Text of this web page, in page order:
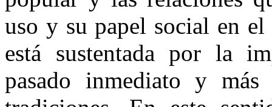
uso y su papel social en
está sustentada por la
pasado inmediato y